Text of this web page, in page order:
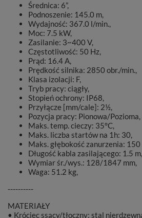
Średnica: 6”,
Podnoszenie: 145.0 m,
Wydajność: 367.0 l/min.,
Moc: 7.5 kW,
Zasilanie: 3~400 V,
Częstotliwość: 50 Hz,
Prąd: 16.4 A,
Prędkość silnika: 2850 obr./min.,
Klasa izolacji: F,
Tryb pracy: ciągły,
Stopień ochrony: IP68,
Przyłącze [mm/cale]: 2½,
Pozycja pracy: Pionowa/Pozioma,
Maks. temp. cieczy: 35°C,
Maks. liczba startów na 1h: 30,
Maks. głębokość zanurzenia: 150
Długość kabla zasilającego: 1.5 m,
Wymiar śr./wys.: 128/1847 mm,
Waga: 51.2 kg,
----------
MATERIAŁY
• Króciec ssący/tłoczny: stal